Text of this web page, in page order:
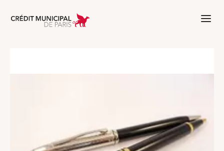
Aller à l'accueil de Crédit Municipal